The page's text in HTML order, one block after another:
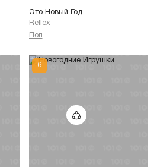
Это Новый Год
Reflex
Поп